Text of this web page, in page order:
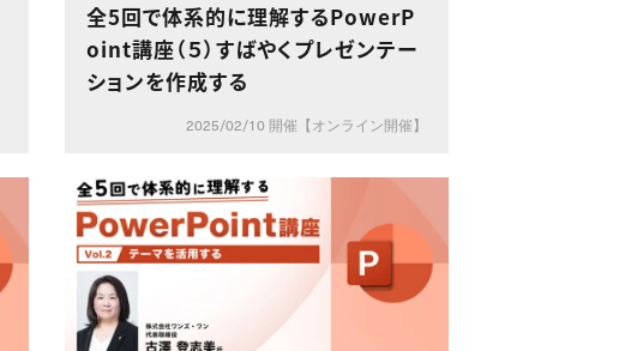
全5回で体系的に理解するPowerP
oint講座（５）すばやくプレゼンテー
ションを作成する
2025/02/10 開催【オンライン開催】